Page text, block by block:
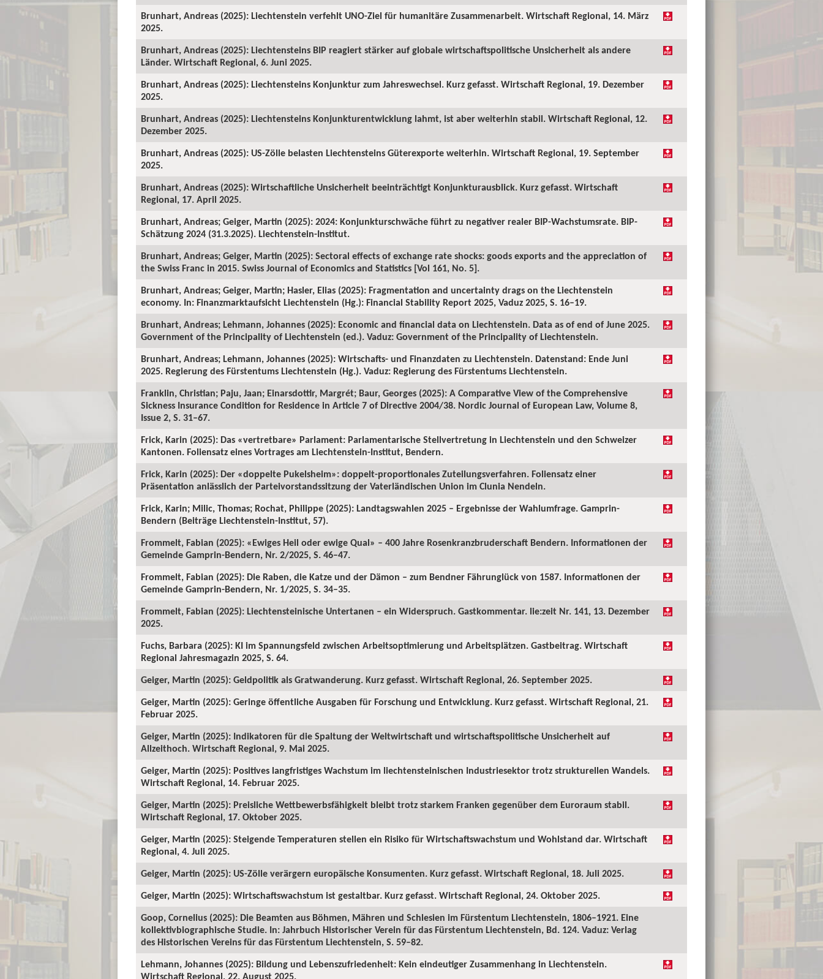
Brunhart, Andreas (2025): Liechtenstein verfehlt UNO-Ziel für humanitäre Zusammenarbeit. Wirtschaft Regional, 14. März
2025.
Brunhart, Andreas (2025): Liechtensteins BIP reagiert stärker auf globale wirtschaftspolitische Unsicherheit als andere
Länder. Wirtschaft Regional, 6. Juni 2025.
Brunhart, Andreas (2025): Liechtensteins Konjunktur zum Jahreswechsel. Kurz gefasst. Wirtschaft Regional, 19. Dezember
2025.
Brunhart, Andreas (2025): Liechtensteins Konjunkturentwicklung lahmt, ist aber weiterhin stabil. Wirtschaft Regional, 12.
Dezember 2025.
Brunhart, Andreas (2025): US-Zölle belasten Liechtensteins Güterexporte weiterhin. Wirtschaft Regional, 19. September
2025.
Brunhart, Andreas (2025): Wirtschaftliche Unsicherheit beeinträchtigt Konjunkturausblick. Kurz gefasst. Wirtschaft
Regional, 17. April 2025.
Brunhart, Andreas; Geiger, Martin (2025): 2024: Konjunkturschwäche führt zu negativer realer BIP-Wachstumsrate. BIP-
Schätzung 2024 (31.3.2025). Liechtenstein-Institut.
Brunhart, Andreas; Geiger, Martin (2025): Sectoral effects of exchange rate shocks: goods exports and the appreciation of
the Swiss Franc in 2015. Swiss Journal of Economics and Statistics [Vol 161, No. 5].
Brunhart, Andreas; Geiger, Martin; Hasler, Elias (2025): Fragmentation and uncertainty drags on the Liechtenstein
economy. In: Finanzmarktaufsicht Liechtenstein (Hg.): Financial Stability Report 2025, Vaduz 2025, S. 16–19.
Brunhart, Andreas; Lehmann, Johannes (2025): Economic and financial data on Liechtenstein. Data as of end of June 2025.
Government of the Principality of Liechtenstein (ed.). Vaduz: Government of the Principality of Liechtenstein.
Brunhart, Andreas; Lehmann, Johannes (2025): Wirtschafts- und Finanzdaten zu Liechtenstein. Datenstand: Ende Juni
2025. Regierung des Fürstentums Liechtenstein (Hg.). Vaduz: Regierung des Fürstentums Liechtenstein.
Franklin, Christian; Paju, Jaan; Einarsdottir, Margrét; Baur, Georges (2025): A Comparative View of the Comprehensive
Sickness Insurance Condition for Residence in Article 7 of Directive 2004/38. Nordic Journal of European Law, Volume 8,
Issue 2, S. 31–67.
Frick, Karin (2025): Das «vertretbare» Parlament: Parlamentarische Stellvertretung in Liechtenstein und den Schweizer
Kantonen. Foliensatz eines Vortrages am Liechtenstein-Institut, Bendern.
Frick, Karin (2025): Der «doppelte Pukelsheim»: doppelt-proportionales Zuteilungsverfahren. Foliensatz einer
Präsentation anlässlich der Parteivorstandssitzung der Vaterländischen Union im Clunia Nendeln.
Frick, Karin; Milic, Thomas; Rochat, Philippe (2025): Landtagswahlen 2025 – Ergebnisse der Wahlumfrage. Gamprin-
Bendern (Beiträge Liechtenstein-Institut, 57).
Frommelt, Fabian (2025): «Ewiges Heil oder ewige Qual» – 400 Jahre Rosenkranzbruderschaft Bendern. Informationen der
Gemeinde Gamprin-Bendern, Nr. 2/2025, S. 46–47.
Frommelt, Fabian (2025): Die Raben, die Katze und der Dämon – zum Bendner Fährunglück von 1587. Informationen der
Gemeinde Gamprin-Bendern, Nr. 1/2025, S. 34–35.
Frommelt, Fabian (2025): Liechtensteinische Untertanen – ein Widerspruch. Gastkommentar. lie:zeit Nr. 141, 13. Dezember
2025.
Fuchs, Barbara (2025): KI im Spannungsfeld zwischen Arbeitsoptimierung und Arbeitsplätzen. Gastbeitrag. Wirtschaft
Regional Jahresmagazin 2025, S. 64.
Geiger, Martin (2025): Geldpolitik als Gratwanderung. Kurz gefasst. Wirtschaft Regional, 26. September 2025.
Geiger, Martin (2025): Geringe öffentliche Ausgaben für Forschung und Entwicklung. Kurz gefasst. Wirtschaft Regional, 21.
Februar 2025.
Geiger, Martin (2025): Indikatoren für die Spaltung der Weltwirtschaft und wirtschaftspolitische Unsicherheit auf
Allzeithoch. Wirtschaft Regional, 9. Mai 2025.
Geiger, Martin (2025): Positives langfristiges Wachstum im liechtensteinischen Industriesektor trotz strukturellen Wandels.
Wirtschaft Regional, 14. Februar 2025.
Geiger, Martin (2025): Preisliche Wettbewerbsfähigkeit bleibt trotz starkem Franken gegenüber dem Euroraum stabil.
Wirtschaft Regional, 17. Oktober 2025.
Geiger, Martin (2025): Steigende Temperaturen stellen ein Risiko für Wirtschaftswachstum und Wohlstand dar. Wirtschaft
Regional, 4. Juli 2025.
Geiger, Martin (2025): US-Zölle verärgern europäische Konsumenten. Kurz gefasst. Wirtschaft Regional, 18. Juli 2025.
Geiger, Martin (2025): Wirtschaftswachstum ist gestaltbar. Kurz gefasst. Wirtschaft Regional, 24. Oktober 2025.
Goop, Cornelius (2025): Die Beamten aus Böhmen, Mähren und Schlesien im Fürstentum Liechtenstein, 1806–1921. Eine
kollektivbiographische Studie. In: Jahrbuch Historischer Verein für das Fürstentum Liechtenstein, Bd. 124. Vaduz: Verlag
des Historischen Vereins für das Fürstentum Liechtenstein, S. 59–82.
Lehmann, Johannes (2025): Bildung und Lebenszufriedenheit: Kein eindeutiger Zusammenhang in Liechtenstein.
Wirtschaft Regional, 22. August 2025.